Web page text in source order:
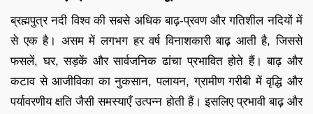
ब्रह्मपुत्र नदी विश्व की सबसे अधिक बाढ़-प्रवण और गतिशील नदियों में
से एक है। असम में लगभग हर वर्ष विनाशकारी बाढ़ आती है, जिससे
फसलें, घर, सड़कें और सार्वजनिक ढांचा प्रभावित होते हैं। बाढ़ और
कटाव से आजीविका का नुकसान, पलायन, ग्रामीण गरीबी में वृद्धि और
पर्यावरणीय क्षति जैसी समस्याएँ उत्पन्न होती हैं। इसलिए प्रभावी बाढ़ और